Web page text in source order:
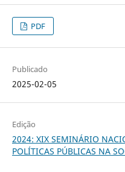
PDF
Publicado
2025-02-05
Edição
2024: XIX SEMINÁRIO
POLÍTICAS PÚBLICAS NA